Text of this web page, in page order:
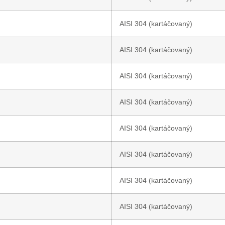
AISI 304 (kartáčovaný)
AISI 304 (kartáčovaný)
AISI 304 (kartáčovaný)
AISI 304 (kartáčovaný)
AISI 304 (kartáčovaný)
AISI 304 (kartáčovaný)
AISI 304 (kartáčovaný)
AISI 304 (kartáčovaný)